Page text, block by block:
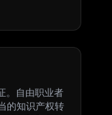
。自由职业者
的知识产权转